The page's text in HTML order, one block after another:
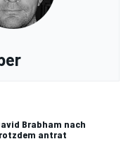
Brabham nach
antrat